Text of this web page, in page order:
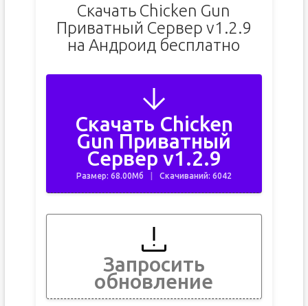
Скачать Chicken Gun
Приватный Сервер v1.2.9
на Андроид бесплатно
Скачать Chicken
Gun Приватный
Сервер v1.2.9
Размер: 68.00Мб Скачиваний: 6042
Запросить
обновление